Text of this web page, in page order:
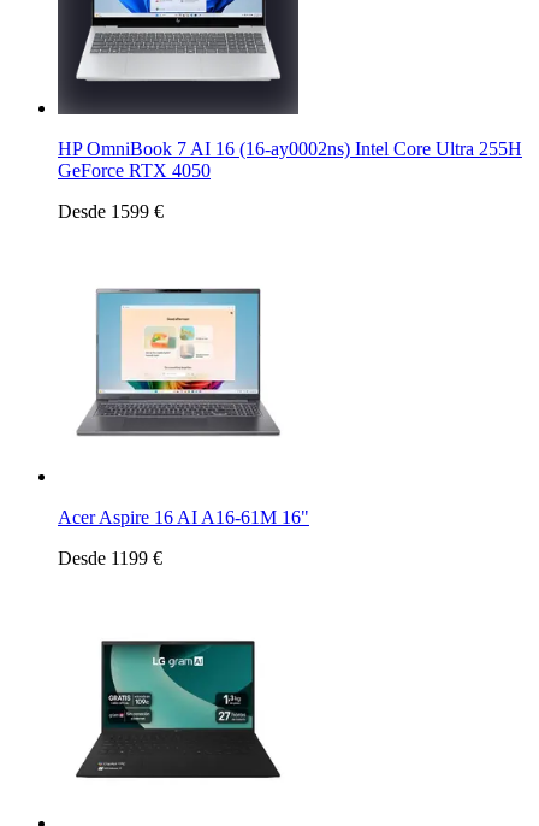
HP OmniBook 7 AI 16 (16-ay0002ns) Intel Core Ultra 255H
GeForce RTX 4050
Desde 1599 €
Acer Aspire 16 AI A16-61M 16"
Desde 1199 €